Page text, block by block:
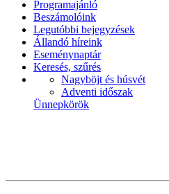
Programajánló
Beszámolóink
Legutóbbi bejegyzések
Állandó híreink
Eseménynaptár
Keresés, szűrés
Nagyböjt és húsvét
Adventi időszak
Ünnepkörök